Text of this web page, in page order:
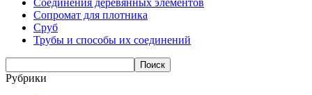
Соединения деревянных элементов
Сопромат для плотника
Сруб
Трубы и способы их соединений
Рубрики